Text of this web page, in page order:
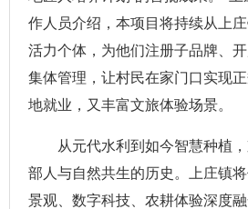
作人员介绍，本项目将持续从上
活力个体，为他们注册子品牌、
集体管理，让村民在家门口实现
地就业，又丰富文旅体验场景。
从元代水利到如今智慧种植，
部人与自然共生的历史。上庄镇
景观、数字科技、农耕体验深度